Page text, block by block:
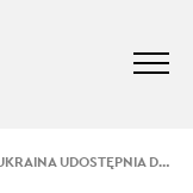
IN BRIEF: UKRAINA UDOSTĘPNIA DANE BOJOWE DO TRENOWANIA AI